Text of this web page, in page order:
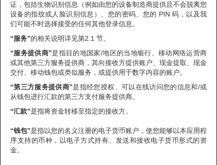
证，包括生物识别信息（例如由您的设备制造商提供且不会脱离您
设备的指纹或人脸识别信息）、您的密码、您的 PIN 码，以及我
们可能不时选择接受的任何其他登录信息。
“服务”的相关说明详见第2.1 节。
“服务提供商”是指目的地国家/地区的当地银行、移动网络运营商
或其他第三方服务提供商，其向接收方提供账户、现金提取、现金
交付、移动钱包或类似服务，或提供用于数字内容的账户。
“第三方服务提供商”是指经您授权、可以在线访问您的信息和/或
从钱包进行汇款的第三方支付服务提供商。
“汇款”是指将资金转移至指定的接收方。
“钱包”是指以您的名义注册的电子货币账户，使您能够以本应用程
序支持的币种，以电子方式持有、发送和接收电子货币形式的资
金。